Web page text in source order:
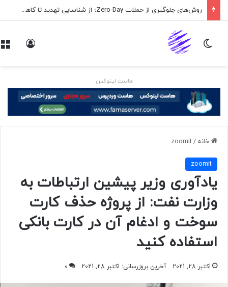
روش‌های جلوگیری از حملات Zero-Day؛ از شناسایی تهدید تا کاهش ریسک
تغییر پوسته
هاست لینوکس
خانه /
zoomit
zoomit
یادآوری وزیر پیشین ارتباطات به
وزارت نفت: از پروژه حذف کارت
سوخت و ادغام آن در کارت بانکی
استفاده کنید
اکتبر 28, 2021 آخرین بروزرسانی: اکتبر 28, 2021 0